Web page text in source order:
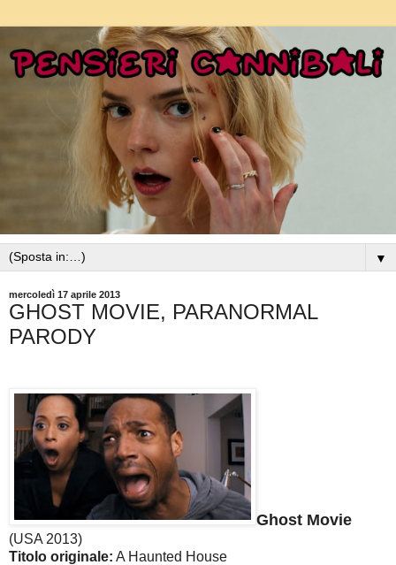
▼
mercoledì 17 aprile 2013
GHOST MOVIE, PARANORMAL
PARODY
Ghost Movie
(USA 2013)
Titolo originale: A Haunted House